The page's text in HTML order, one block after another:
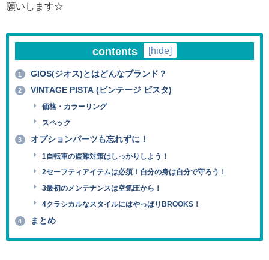
願いします☆
contents [hide]
1 GIOS(ジオス)とはどんなブランド？
2 VINTAGE PISTA (ビンテージ ピスタ)
価格・カラーリング
スペック
3 オプションパーツも忘れずに！
1自転車の盗難対策はしっかりしよう！
2セーフティアイテムは必須！自分の身は自分で守ろう！
3最初のメンテナンスは空気圧から！
4クラシカルなスタイルにはやっぱりBROOKS！
4 まとめ